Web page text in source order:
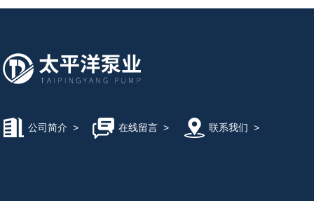
公司简介 > 在线留言> 联系我们 >